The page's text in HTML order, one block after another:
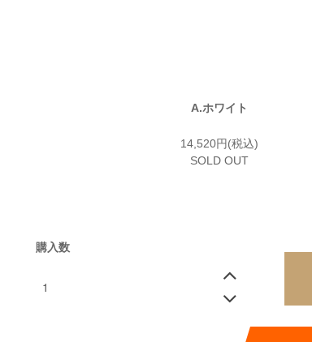
A.ホワイト
14,520円(税込)
SOLD OUT
購入数